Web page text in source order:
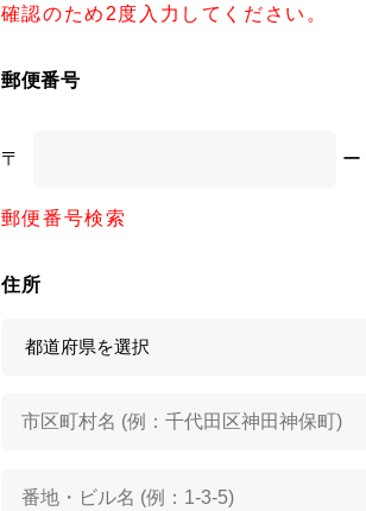
確認のため2度入力してください。
郵便番号
〒 ー
郵便番号検索
住所